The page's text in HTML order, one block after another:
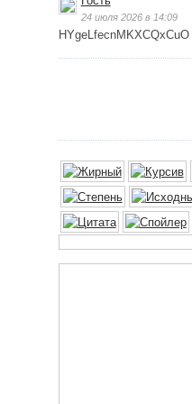
24 июля 2026 в 14:09
HYgeLfecnMKXCQxCuO